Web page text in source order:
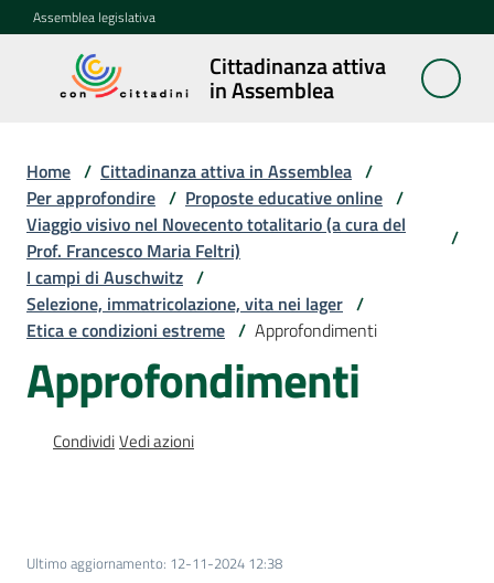
Vai al contenuto
Vai alla navigazione
Vai al footer
Assemblea legislativa
Cittadinanza attiva
in Assemblea
Cittadinanza
attiva in
Concittadini
Porte
aperte
in
Assemblea
itineranti
memoria
Home / Cittadinanza attiva in Assemblea /
Per approfondire / Proposte educative online /
Viaggio visivo nel Novecento totalitario (a cura del
Prof. Francesco Maria Feltri)
/
I campi di Auschwitz /
Selezione, immatricolazione, vita nei lager /
Etica e condizioni estreme / Approfondimenti
Approfondimenti
CondividiVedi azioni
Ultimo aggiornamento: 12-11-2024 12:38